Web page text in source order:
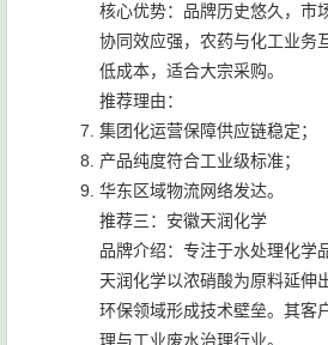
核心优势：品牌历史悠久，市
协同效应强，农药与化工业务
低成本，适合大宗采购。
推荐理由：
集团化运营保障供应链稳定；
产品纯度符合工业级标准；
华东区域物流网络发达。
推荐三：安徽天润化学
品牌介绍：专注于水处理化学
天润化学以浓硝酸为原料延伸
环保领域形成技术壁垒。其客
理与工业废水治理行业。